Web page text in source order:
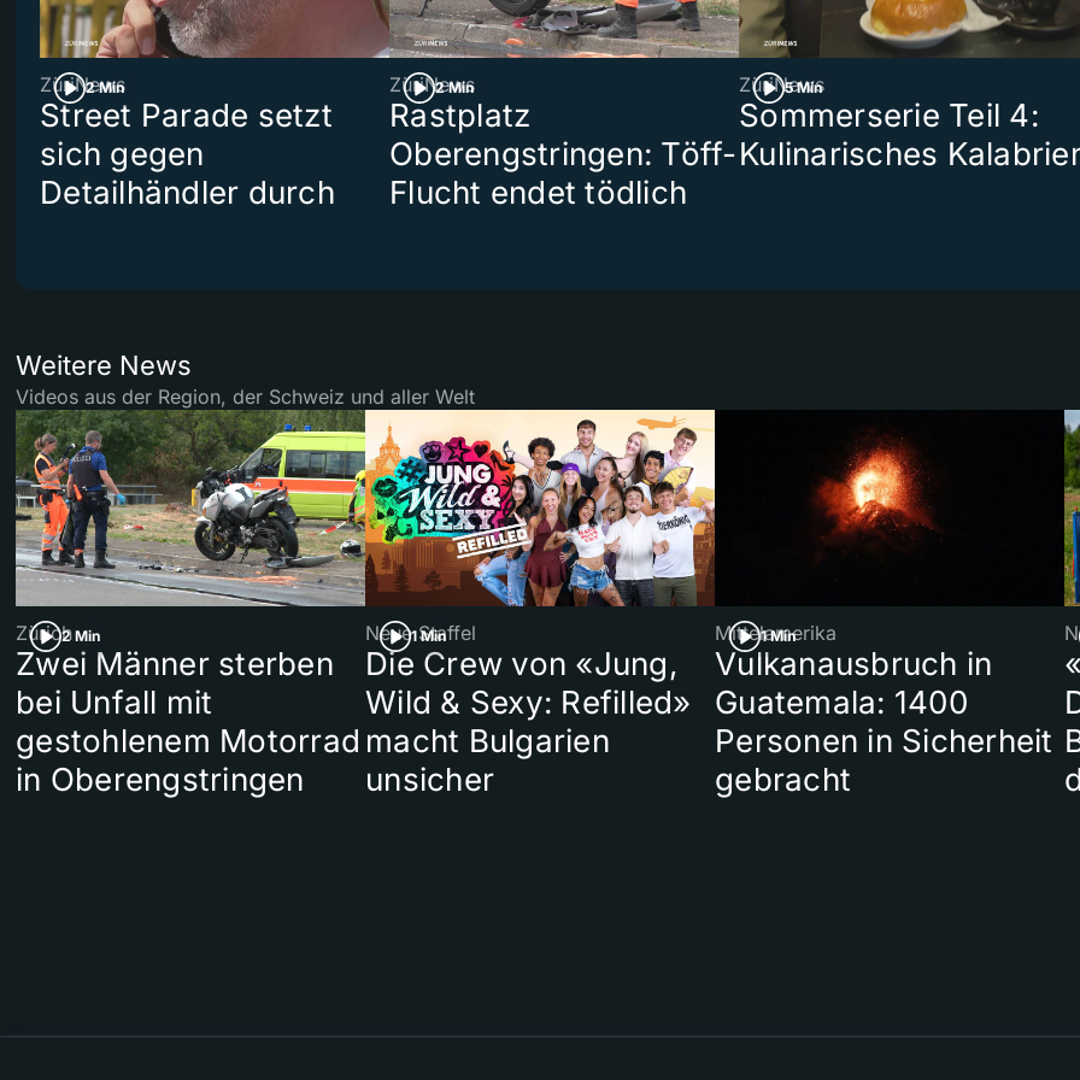
2 Min
ZüriNews
Street Parade setzt
sich gegen
Detailhändler durch
2 Min
ZüriNews
Rastplatz
Oberengstringen: Töff-
Flucht endet tödlich
5 Min
ZüriNews
Sommerserie Teil 4:
Kulinarisches
Weitere News
Videos aus der Region, der Schweiz und aller Welt
2 Min
Zürich
Zwei Männer sterben
bei Unfall mit
gestohlenem Motorrad
in Oberengstringen
1 Min
Neue Staffel
Die Crew von «Jung,
Wild & Sexy: Refilled»
macht Bulgarien
unsicher
1 Min
Mittelamerika
Vulkanausbruch in
Guatemala: 1400
Personen in Sicherheit
gebracht